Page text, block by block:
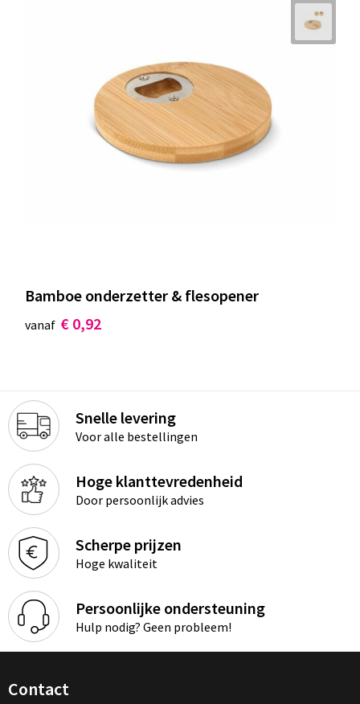
Bamboe onderzetter & flesopener
vanaf € 0,92
Snelle levering
Voor alle bestellingen
Hoge klanttevredenheid
Door persoonlijk advies
Scherpe prijzen
Hoge kwaliteit
Persoonlijke ondersteuning
Hulp nodig? Geen probleem!
Contact